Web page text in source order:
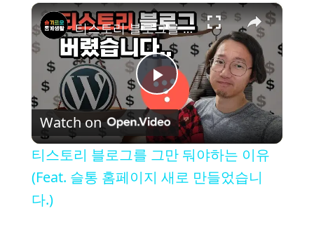
Unmute Fullscreen ×
P
l
a
티스토리 블로그를 그만 둬야하는 이유 (Feat. 슬통 홈페이지 새로 만들었습니다.)
Watch on
티스토리 블로그를 그만 둬야하는 이유
(Feat. 슬통 홈페이지 새로 만들었습니
다.)